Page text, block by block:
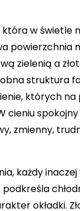
która w świetle
powierzchnia
zielenią a
struktura
których na
cieniu
zmienny,
każdy inaczej
okładki.